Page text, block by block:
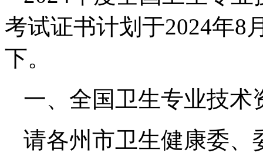
考试证书计划于2024年8
下。
一、全国卫生专业技术
请各州市卫生健康委、